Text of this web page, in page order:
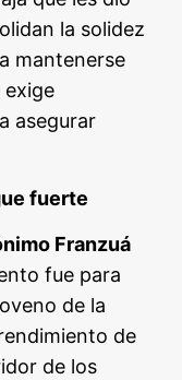
la solidez
mantenerse
asegurar
fuerte
Franzuá
fue para
de la
de
de los